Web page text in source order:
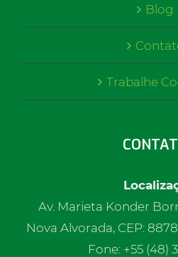
Blog
Trabalhe
Av. Marieta Konder
Nova Alvorada, CEP:
Fone: +55 (48)